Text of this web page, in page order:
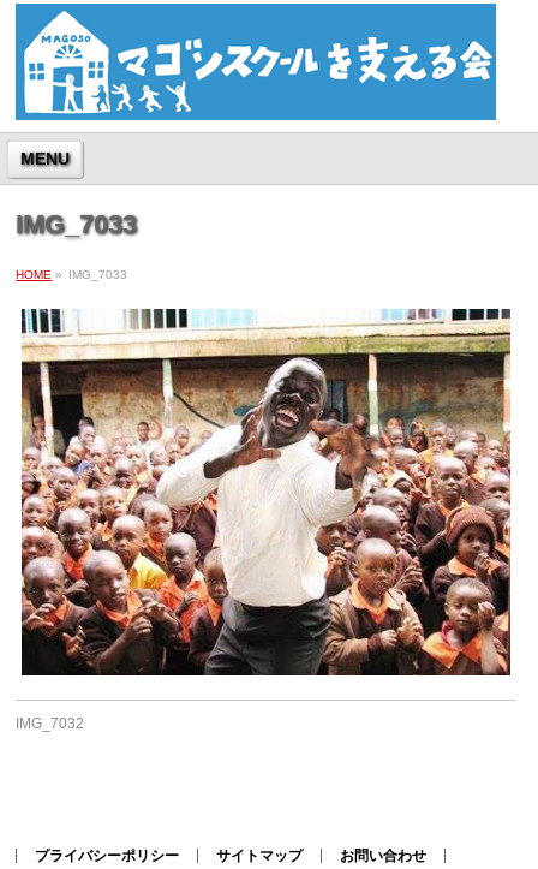
MENU
IMG_7033
HOME » IMG_7033
IMG_7032
プライバシーポリシー サイトマップ お問い合わせ